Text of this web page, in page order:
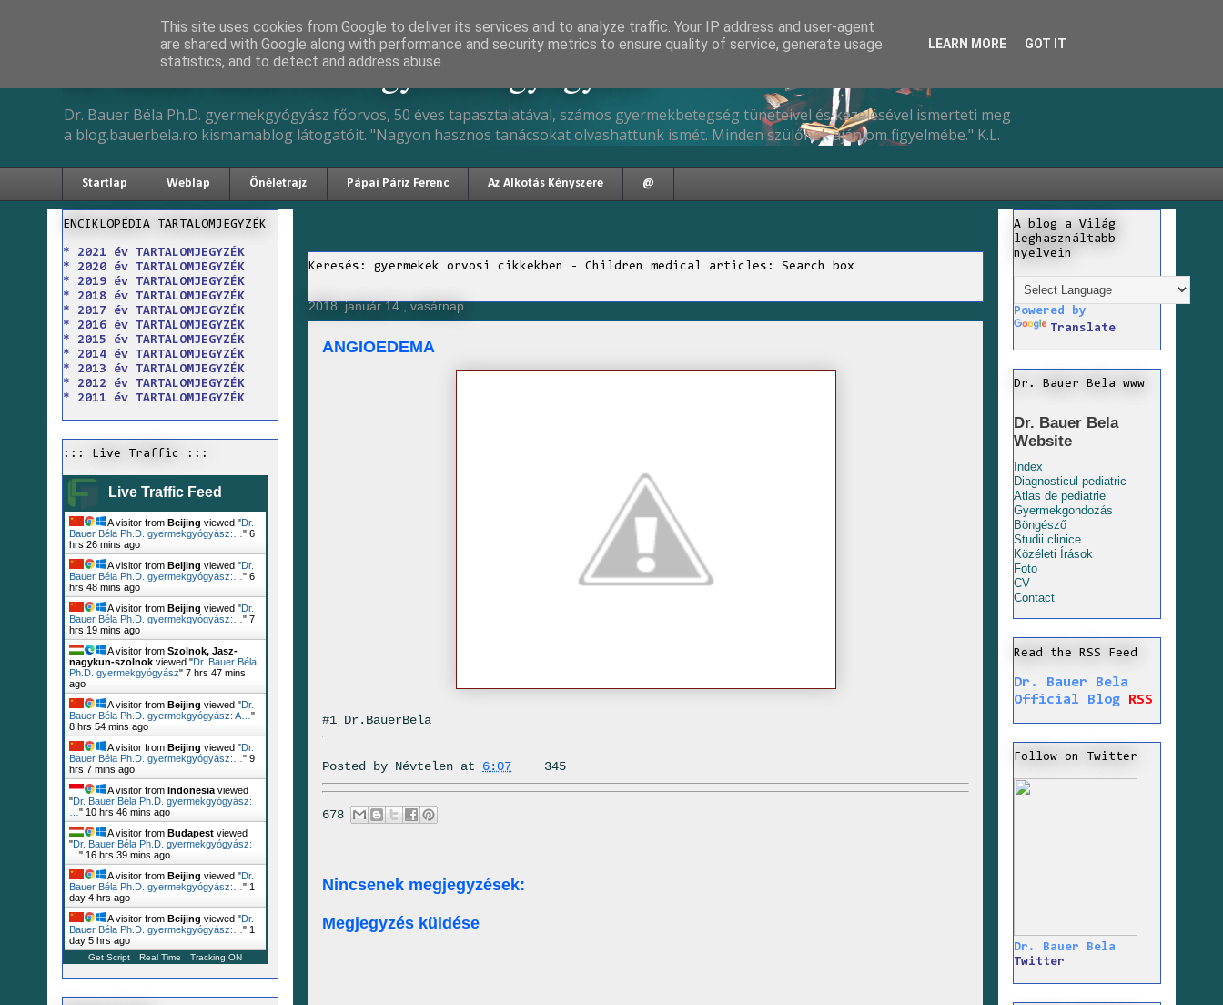
Dr. Bauer Béla Ph.D. gyermekgyógyász
Dr. Bauer Béla Ph.D. gyermekgyógyász főorvos, 50 éves tapasztalatával, számos gyermekbetegség tüneteivel és kezelésével ismerteti meg
a blog.bauerbela.ro kismamablog látogatóit. "Nagyon hasznos tanácsokat olvashattunk ismét. Minden szülőnek ajánlom figyelmébe." K.L.
Startlap Weblap Önéletrajz Pápai Páriz Ferenc Az Alkotás Kényszere @
Keresés: gyermekek orvosi cikkekben - Children medical articles: Search box
2018. január 14., vasárnap
ANGIOEDEMA
#1 Dr.BauerBela
Posted by Névtelen at 6:07 345
678
Nincsenek megjegyzések:
Megjegyzés küldése
ENCIKLOPÉDIA TARTALOMJEGYZÉK
* 2021 év TARTALOMJEGYZÉK
* 2020 év TARTALOMJEGYZÉK
* 2019 év TARTALOMJEGYZÉK
* 2018 év TARTALOMJEGYZÉK
* 2017 év TARTALOMJEGYZÉK
* 2016 év TARTALOMJEGYZÉK
* 2015 év TARTALOMJEGYZÉK
* 2014 év TARTALOMJEGYZÉK
* 2013 év TARTALOMJEGYZÉK
* 2012 év TARTALOMJEGYZÉK
* 2011 év TARTALOMJEGYZÉK
::: Live Traffic :::
Live Traffic Feed
A visitor from Beijing viewed "Dr.
Bauer Béla Ph.D. gyermekgyógyász:… " 6
hrs 26 mins ago
A visitor from Beijing viewed "Dr.
Bauer Béla Ph.D. gyermekgyógyász:… " 6
hrs 48 mins ago
A visitor from Beijing viewed "Dr.
Bauer Béla Ph.D. gyermekgyógyász:… " 7
hrs 19 mins ago
A visitor from Szolnok, Jasz-
nagykun-szolnok viewed "Dr. Bauer Béla
Ph.D. gyermekgyógyász" 7 hrs 47 mins
ago
A visitor from Beijing viewed "Dr.
Bauer Béla Ph.D. gyermekgyógyász: A… "
8 hrs 54 mins ago
A visitor from Beijing viewed "Dr.
Bauer Béla Ph.D. gyermekgyógyász:… " 9
hrs 7 mins ago
A visitor from Indonesia viewed
"Dr. Bauer Béla Ph.D. gyermekgyógyász:
" 10 hrs 46 mins ago
A visitor from Budapest viewed
"Dr. Bauer Béla Ph.D. gyermekgyógyász:
" 16 hrs 39 mins ago
A visitor from Beijing viewed "Dr.
Bauer Béla Ph.D. gyermekgyógyász:… " 1
day 4 hrs ago
A visitor from Beijing viewed "Dr.
Bauer Béla Ph.D. gyermekgyógyász:… " 1
day 5 hrs ago
Get Script Real Time Tracking ON
A blog a Világ
leghasználtabb
nyelvein
Powered by
Translate
Dr. Bauer Bela www
Dr. Bauer Bela
Website
Index
Diagnosticul pediatric
Atlas de pediatrie
Gyermekgondozás
Böngésző
Studii clinice
Közéleti Írások
Foto
CV
Contact
Read the RSS Feed
Dr. Bauer Bela
Official Blog
RSS
Follow on Twitter
Dr. Bauer Bela
Twitter
This site uses cookies from Google to deliver its services and to analyze traffic. Your IP address and user-agent
are shared with Google along with performance and security metrics to ensure quality of service, generate usage
statistics, and to detect and address abuse.
LEARN MORE GOT IT